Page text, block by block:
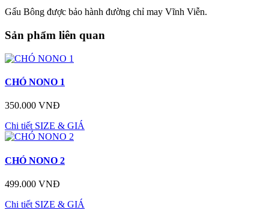
Gấu Bông được bảo hành đường chỉ may Vĩnh Viễn.
Sản phẩm liên quan
CHÓ NONO 1
350.000 VNĐ
Chi tiết SIZE & GIÁ
CHÓ NONO 2
499.000 VNĐ
Chi tiết SIZE & GIÁ